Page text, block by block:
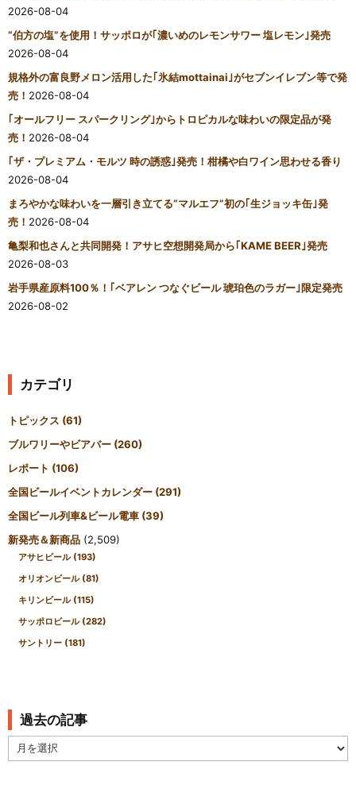
2026-08-04
“伯方の塩”を使用！サッポロが｢濃いめのレモンサワー 塩レモン｣発売
2026-08-04
規格外の富良野メロン活用した｢氷結mottainai｣がセブンイレブン等で発
売！ 2026-08-04
｢オールフリー スパークリング｣からトロピカルな味わいの限定品が発
売！ 2026-08-04
｢ザ・プレミアム・モルツ 時の誘惑｣発売！柑橘や白ワイン思わせる香り
2026-08-04
まろやかな味わいを一層引き立てる“マルエフ”初の｢生ジョッキ缶｣発
売！ 2026-08-04
亀梨和也さんと共同開発！アサヒ空想開発局から｢KAME BEER｣発売
2026-08-03
岩手県産原料100％！｢ベアレン つなぐビール 琥珀色のラガー｣限定発売
2026-08-02
カテゴリ
トピックス (61)
ブルワリーやビアバー (260)
レポート (106)
全国ビールイベントカレンダー (291)
全国ビール列車&ビール電車 (39)
新発売＆新商品 (2,509)
アサヒビール (193)
オリオンビール (81)
キリンビール (115)
サッポロビール (282)
サントリー (181)
過去の記事
去